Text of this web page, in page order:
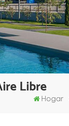
Libre
Hogar